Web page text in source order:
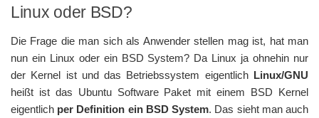
Linux oder BSD?
Die Frage die man sich als Anwender stellen mag ist, hat man
nun ein Linux oder ein BSD System? Da Linux ja ohnehin nur
der Kernel ist und das Betriebssystem eigentlich Linux/GNU
heißt ist das Ubuntu Software Paket mit einem BSD Kernel
eigentlich per Definition ein BSD System. Das sieht man auch